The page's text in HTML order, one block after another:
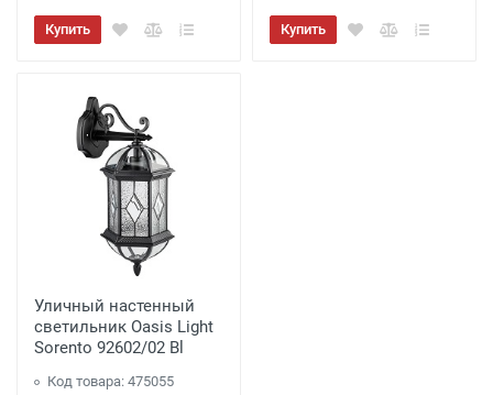
Купить Купить
Уличный настенный
светильник Oasis Light
Sorento 92602/02 Bl
Код товара: 475055